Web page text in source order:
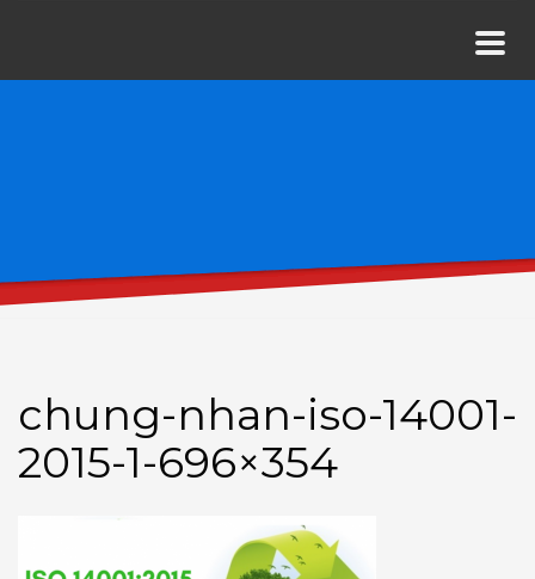
chung-nhan-iso-14001-
2015-1-696×354